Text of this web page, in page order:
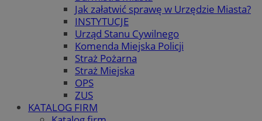
Jak załatwić sprawę w Urzędzie Miasta?
INSTYTUCJE
Urząd Stanu Cywilnego
Komenda Miejska Policji
Straż Pożarna
Straż Miejska
OPS
ZUS
KATALOG FIRM